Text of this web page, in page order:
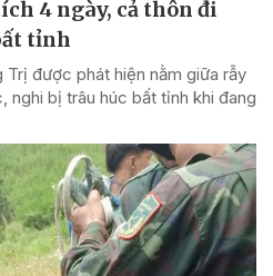
4 ngày, cả thôn đi
tỉnh
được phát hiện nằm giữa rẫy
nghi bị trâu húc bất tỉnh khi đang